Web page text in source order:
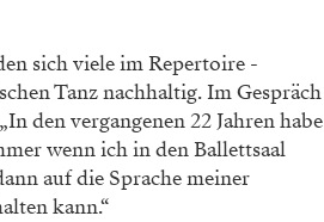
sich viele im Repertoire
Tanz nachhaltig. Im Gespräch
den vergangenen 22 Jahren habe
wenn ich in den Ballettsaal
auf die Sprache meiner
kann.“